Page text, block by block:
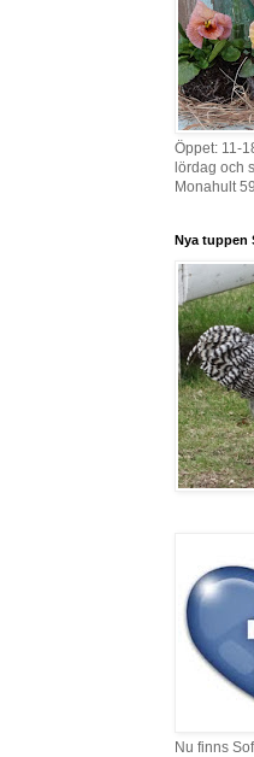
Öppet: 11-
lördag och
Monahult
Nya tuppen
Nu finns